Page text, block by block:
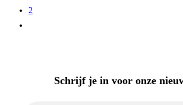
2
Schrijf je in voor onze